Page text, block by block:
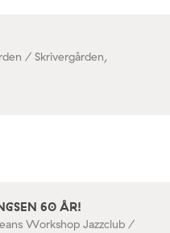
/ Skrivergården,
60 ÅR!
Workshop Jazzclub /